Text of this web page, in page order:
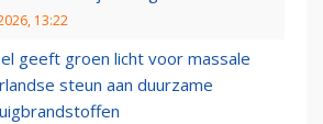
13:22
geeft groen licht voor massale
steun aan duurzame